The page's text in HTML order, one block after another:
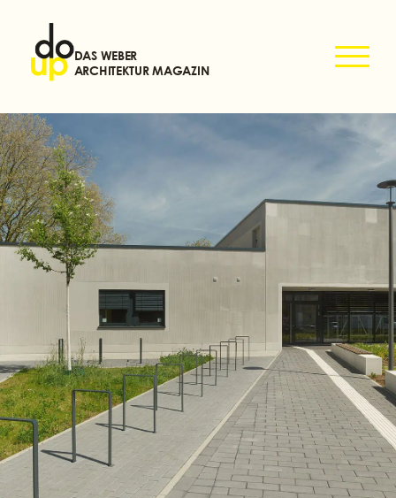
DAS WEBER
ARCHITEKTUR MAGAZIN